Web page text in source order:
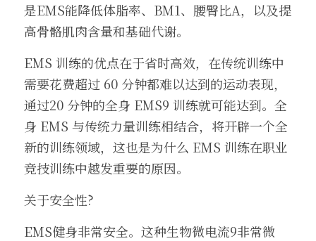
是EMS能降低体脂率、BM1、腰臀比A，以及提
高骨骼肌肉含量和基础代谢。
EMS 训练的优点在于省时高效，在传统训练中
需要花费超过 60 分钟都难以达到的运动表现，
通过20 分钟的全身 EMS9 训练就可能达到。全
身 EMS 与传统力量训练相结合，将开辟一个全
新的训练领域，这也是为什么 EMS 训练在职业
竞技训练中越发重要的原因。
关于安全性?
EMS健身非常安全。这种生物微电流9非常微